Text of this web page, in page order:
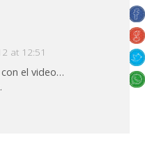
at 12:51
el video…